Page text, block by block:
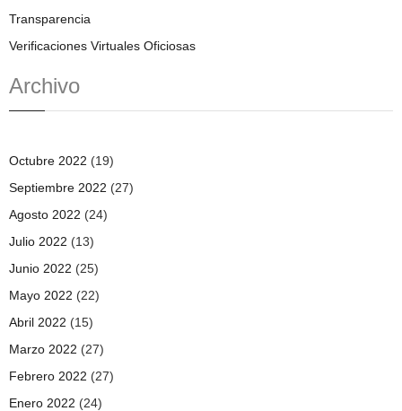
Transparencia
Verificaciones Virtuales Oficiosas
Archivo
Octubre 2022 (19)
Septiembre 2022 (27)
Agosto 2022 (24)
Julio 2022 (13)
Junio 2022 (25)
Mayo 2022 (22)
Abril 2022 (15)
Marzo 2022 (27)
Febrero 2022 (27)
Enero 2022 (24)